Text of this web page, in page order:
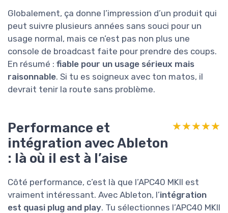
Globalement, ça donne l’impression d’un produit qui
peut suivre plusieurs années sans souci pour un
usage normal, mais ce n’est pas non plus une
console de broadcast faite pour prendre des coups.
En résumé : fiable pour un usage sérieux mais
raisonnable. Si tu es soigneux avec ton matos, il
devrait tenir la route sans problème.
Performance et
intégration avec Ableton
: là où il est à l’aise
★★★★★
★★★★★
Côté performance, c’est là que l’APC40 MKII est
vraiment intéressant. Avec Ableton, l’intégration
est quasi plug and play. Tu sélectionnes l’APC40 MKII